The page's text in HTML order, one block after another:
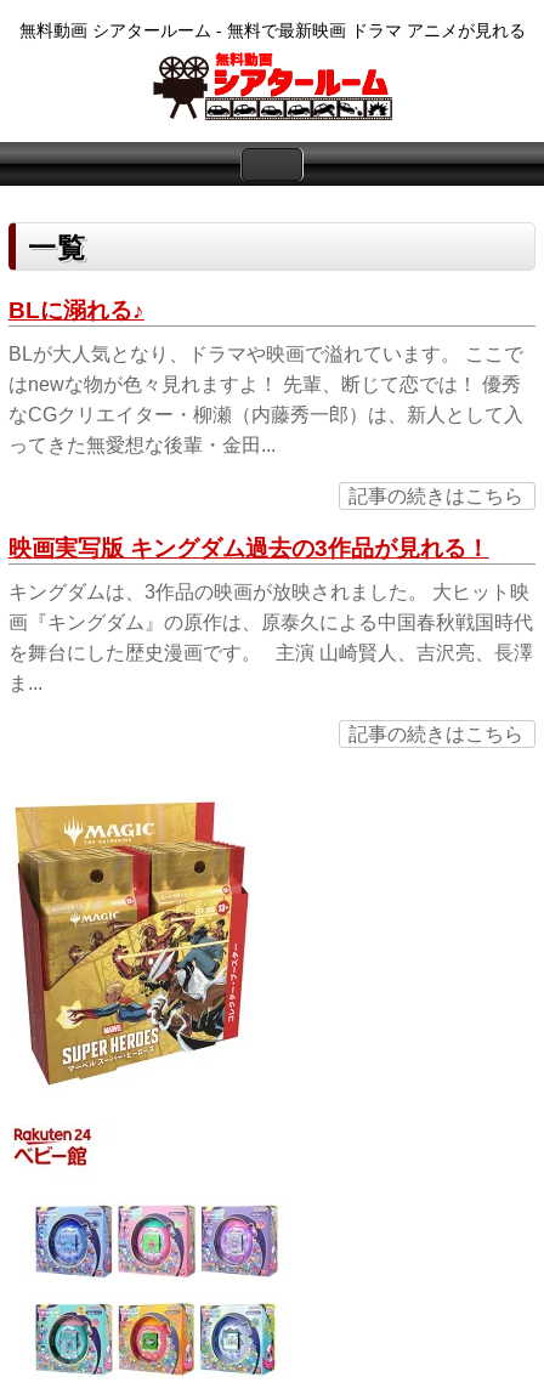
無料動画 シアタールーム - 無料で最新映画 ドラマ アニメが見れる
一覧
BLに溺れる♪
BLが大人気となり、ドラマや映画で溢れています。 ここで
はnewな物が色々見れますよ！ 先輩、断じて恋では！ 優秀
なCGクリエイター・柳瀬（内藤秀一郎）は、新人として入
ってきた無愛想な後輩・金田...
記事の続きはこちら
映画実写版 キングダム過去の3作品が見れる！
キングダムは、3作品の映画が放映されました。 大ヒット映
画『キングダム』の原作は、原泰久による中国春秋戦国時代
を舞台にした歴史漫画です。 主演 山崎賢人、吉沢亮、長澤
ま...
記事の続きはこちら